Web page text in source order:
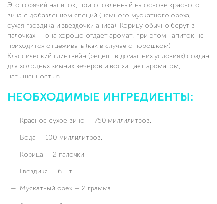
Это горячий напиток, приготовленный на основе красного
вина с добавлением специй (немного мускатного ореха,
сухая гвоздика и звездочки аниса). Корицу обычно берут в
палочках — она хорошо отдает аромат, при этом напиток не
приходится отцеживать (как в случае с порошком).
Классический глинтвейн (рецепт в домашних условиях) создан
для холодных зимних вечеров и восхищает ароматом,
насыщенностью.
НЕОБХОДИМЫЕ ИНГРЕДИЕНТЫ:
Красное сухое вино — 750 миллилитров.
Вода — 100 миллилитров.
Корица — 2 палочки.
Гвоздика — 6 шт.
Мускатный орех — 2 грамма.